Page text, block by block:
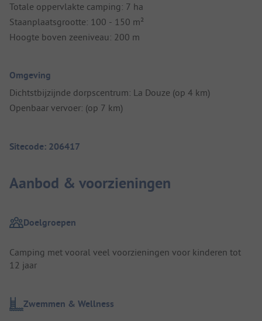
Totale oppervlakte camping: 7 ha
Staanplaatsgrootte: 100 - 150 m²
Hoogte boven zeeniveau: 200 m
Omgeving
Dichtstbijzijnde dorpscentrum: La Douze (op 4 km)
Openbaar vervoer: (op 7 km)
Sitecode: 206417
Aanbod & voorzieningen
Doelgroepen
Camping met vooral veel voorzieningen voor kinderen tot
12 jaar
Zwemmen & Wellness